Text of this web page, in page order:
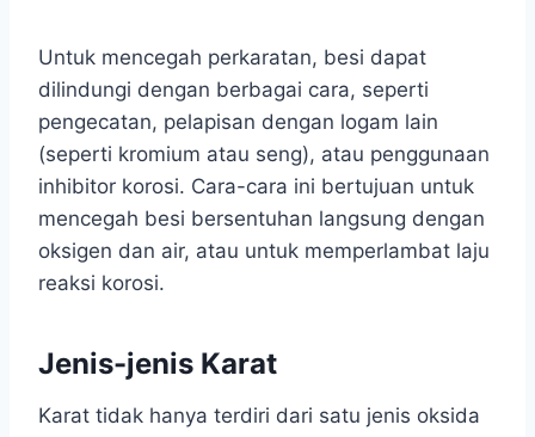
Untuk mencegah perkaratan, besi dapat
dilindungi dengan berbagai cara, seperti
pengecatan, pelapisan dengan logam lain
(seperti kromium atau seng), atau penggunaan
inhibitor korosi. Cara-cara ini bertujuan untuk
mencegah besi bersentuhan langsung dengan
oksigen dan air, atau untuk memperlambat laju
reaksi korosi.
Jenis-jenis Karat
Karat tidak hanya terdiri dari satu jenis oksida